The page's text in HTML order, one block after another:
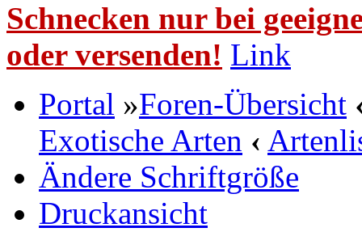
Schnecken nur bei
oder versenden! Link
Portal »Foren-Übersicht
Exotische Arten ‹
Ändere Schriftgröße
Druckansicht